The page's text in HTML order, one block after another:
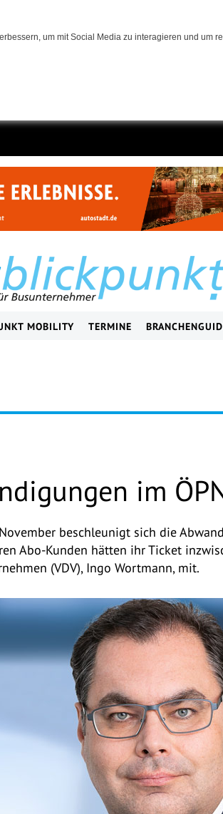
um mit Social Media zu interagieren und um
MOBILITY TERMINE
im
beschleunigt sich die
Abo-Kunden hätten ihr Ticket
(VDV), Ingo Wortmann, mit.